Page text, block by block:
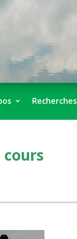
Recherches
cours